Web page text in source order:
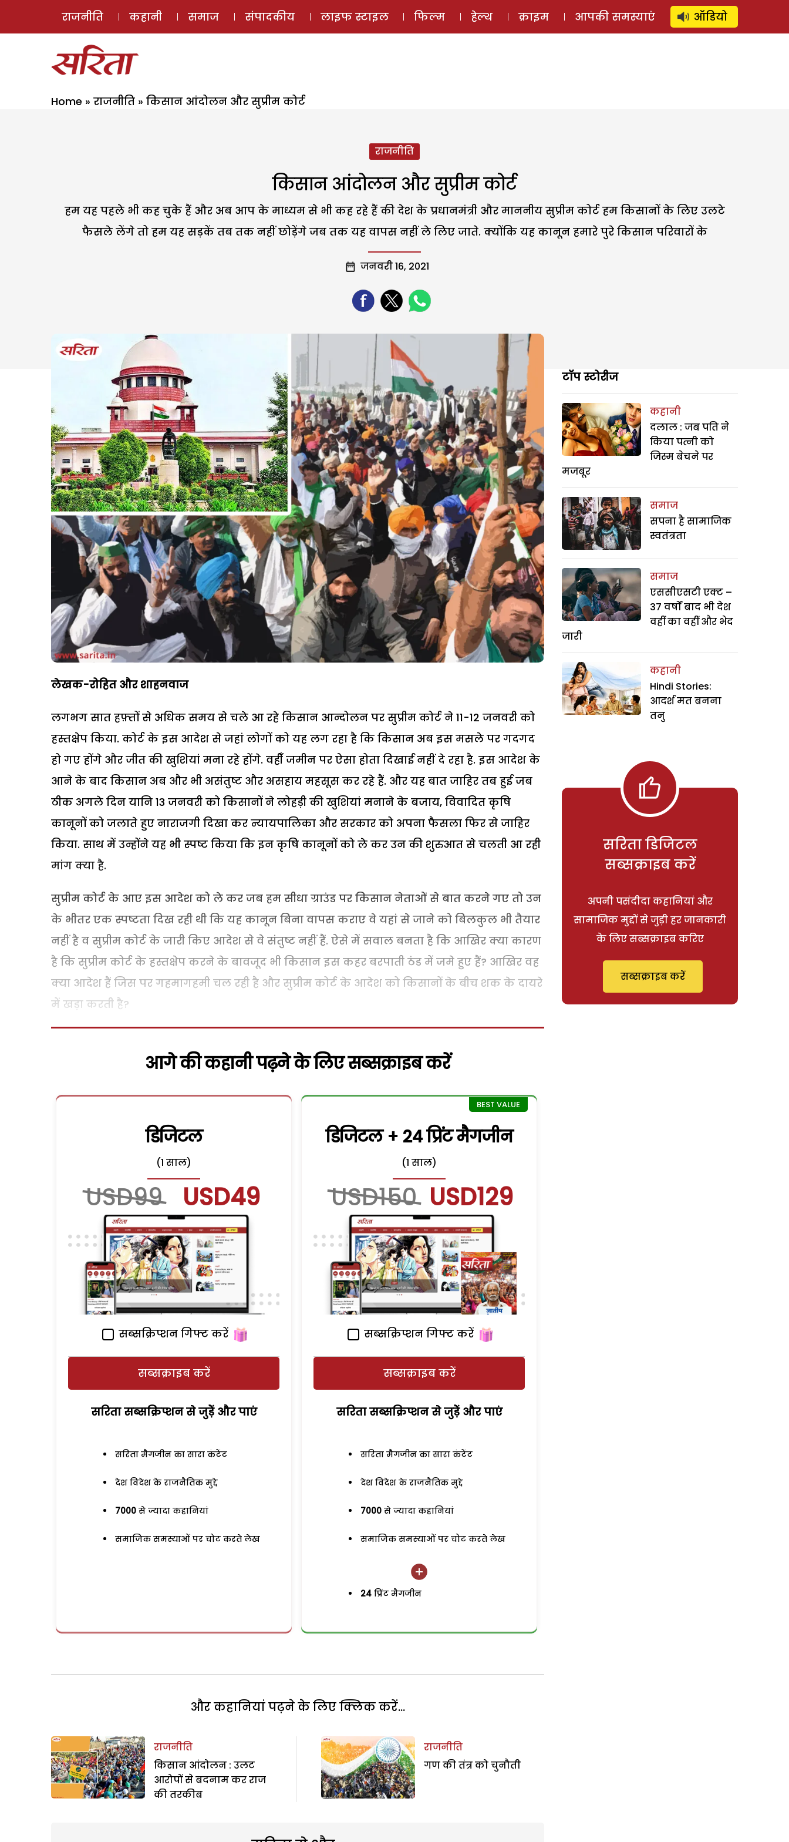
ई-मैगज़ीन ऑडियो स्टोरी लॉग इन ⚲ SUBSCRIBE
राजनीति कहानी समाज संपादकीय लाइफ स्टाइल फिल्म हेल्थ क्राइम आपकी समस्याएं ऑडियो
Home » राजनीति » किसान आंदोलन और सुप्रीम कोर्ट
राजनीति
किसान आंदोलन और सुप्रीम कोर्ट
हम यह पहले भी कह चुके हैं और अब आप के माध्यम से भी कह रहे हैं की देश के प्रधानमंत्री और माननीय सुप्रीम कोर्ट हम किसानों के लिए उलटे
फैसले लेंगे तो हम यह सड़कें तब तक नहीं छोड़ेंगे जब तक यह वापस नहीं ले लिए जाते. क्योंकि यह कानून हमारे पुरे किसान परिवारों के
जनवरी 16, 2021
लेखक-रोहित और शाहनवाज
लगभग सात हफ़्तों से अधिक समय से चले आ रहे किसान आन्दोलन पर सुप्रीम कोर्ट ने 11-12 जनवरी को
हस्तक्षेप किया. कोर्ट के इस आदेश से जहां लोगों को यह लग रहा है कि किसान अब इस मसले पर गदगद
हो गए होंगे और जीत की खुशियां मना रहे होंगे. वहीँ जमीन पर ऐसा होता दिखाई नहीं दे रहा है. इस आदेश के
आने के बाद किसान अब और भी असंतुष्ट और असहाय महसूस कर रहे हैं. और यह बात जाहिर तब हुई जब
ठीक अगले दिन यानि 13 जनवरी को किसानों ने लोहड़ी की खुशियां मनाने के बजाय, विवादित कृषि
कानूनों को जलाते हुए नाराजगी दिखा कर न्यायपालिका और सरकार को अपना फैसला फिर से जाहिर
किया. साथ में उन्होंने यह भी स्पष्ट किया कि इन कृषि कानूनों को ले कर उन की शुरुआत से चलती आ रही
मांग क्या है.
सुप्रीम कोर्ट के आए इस आदेश को ले कर जब हम सीधा ग्राउंड पर किसान नेताओं से बात करने गए तो उन
के भीतर एक स्पष्टता दिख रही थी कि यह कानून बिना वापस कराए वे यहां से जाने को बिलकुल भी तैयार
नहीं है व सुप्रीम कोर्ट के जारी किए आदेश से वे संतुष्ट नहीं हैं. ऐसे में सवाल बनता है कि आखिर क्या कारण
है कि सुप्रीम कोर्ट के हस्तक्षेप करने के बावजूद भी किसान इस कहर बरपाती ठंड में जमे हुए हैं? आखिर वह
क्या आदेश हैं जिस पर गहमागहमी चल रही है और सुप्रीम कोर्ट के आदेश को किसानों के बीच शक के दायरे
में खड़ा करती है?
आगे की कहानी पढ़ने के लिए सब्सक्राइब करें
डिजिटल
(1 साल)
USD99 USD49
सब्सक्रिप्शन गिफ्ट करें
सब्सक्राइब करें
सरिता सब्सक्रिप्शन से जुड़ेें और पाएं
सरिता मैगजीन का सारा कंटेंट
देश विदेश के राजनैतिक मुद्दे
7000 से ज्यादा कहानियां
समाजिक समस्याओं पर चोट करते लेख
डिजिटल + 24 प्रिंट मैगजीन
(1 साल)
USD150 USD129
सब्सक्रिप्शन गिफ्ट करें
सब्सक्राइब करें
सरिता सब्सक्रिप्शन से जुड़ेें और पाएं
सरिता मैगजीन का सारा कंटेंट
देश विदेश के राजनैतिक मुद्दे
7000 से ज्यादा कहानियां
समाजिक समस्याओं पर चोट करते लेख
24 प्रिंट मैगजीन
और कहानियां पढ़ने के लिए क्लिक करें...
राजनीति
किसान आंदोलन : उलट
आरोपों से बदनाम कर राज
की तरकीब
राजनीति
गण की तंत्र को चुनौती
टॉप स्टोरीज
कहानी
दलाल : जब पति ने
किया पत्नी को
जिस्म बेचने पर
मजबूर
समाज
सपना है सामाजिक
स्वतंत्रता
समाज
एससीएसटी एक्ट –
37 वर्षों बाद भी देश
वहीं का वहीं और भेद
जारी
कहानी
Hindi Stories:
आदर्श मत बनना
तनु
सरिता डिजिटल
सब्सक्राइब करें
अपनी पसंदीदा कहानियां और
सामाजिक मुद्दों से जुड़ी हर जानकारी
के लिए सब्सक्राइब करिए
सब्सक्राइब करें